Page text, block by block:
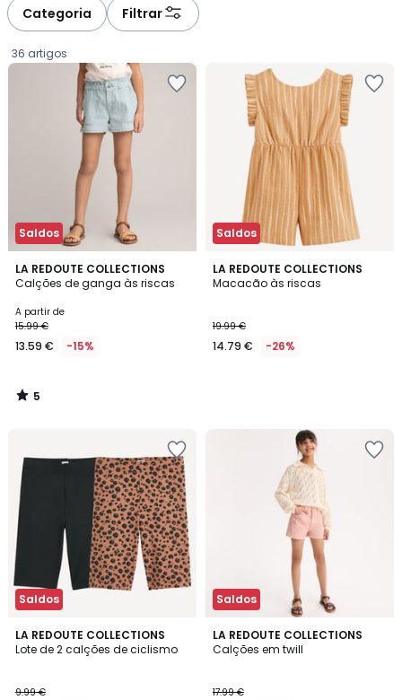
Categoria Filtrar
36 artigos
Saldos
LA REDOUTE COLLECTIONS
Calções de ganga às riscas
Preço
a
partir
13.59
€
de
15.99
€
15%
de
desconto
aplicado.
A partir de
15.99 €
13.59 € -15%
5
/
5
/
Saldos
LA REDOUTE COLLECTIONS
Macacão às riscas
19.99 €
14.79 € -26%
Saldos
LA REDOUTE COLLECTIONS
Lote de 2 calções de ciclismo
9.99 €
5
/
Saldos
LA REDOUTE COLLECTIONS
Calções em twill
17.99 €
2
Cores